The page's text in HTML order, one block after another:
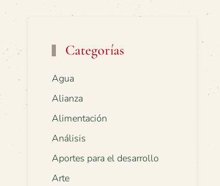
Categorías
Agua
Alianza
Alimentación
Análisis
Aportes para el desarrollo
Arte